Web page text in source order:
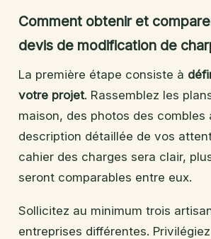
Comment obtenir et
devis de modification de
La première étape consiste à
votre projet. Rassemblez les
maison, des photos des combles
description détaillée de vos
cahier des charges sera clair,
seront comparables entre eux.
Sollicitez au minimum trois
entreprises différentes.